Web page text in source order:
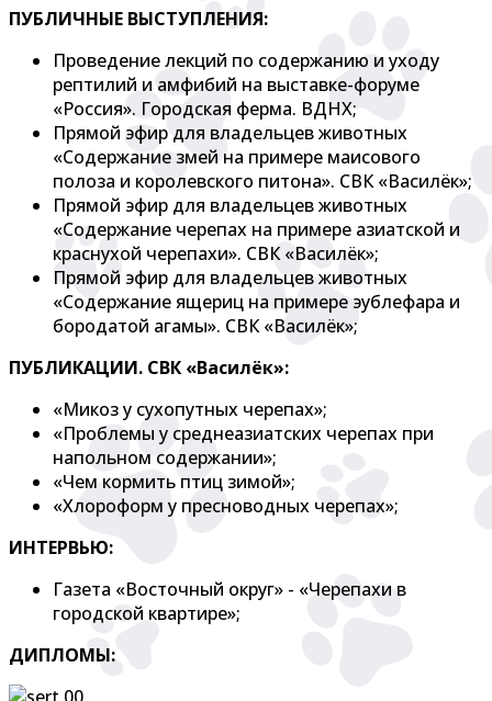
ПУБЛИЧНЫЕ ВЫСТУПЛЕНИЯ:
Проведение лекций по содержанию и уходу
рептилий и амфибий на выставке-форуме
«Россия». Городская ферма. ВДНХ;
Прямой эфир для владельцев животных
«Содержание змей на примере маисового
полоза и королевского питона». СВК «Василёк»;
Прямой эфир для владельцев животных
«Содержание черепах на примере азиатской и
краснухой черепахи». СВК «Василёк»;
Прямой эфир для владельцев животных
«Содержание ящериц на примере эублефара и
бородатой агамы». СВК «Василёк»;
ПУБЛИКАЦИИ. СВК «Василёк»:
«Микоз у сухопутных черепах»;
«Проблемы у среднеазиатских черепах при
напольном содержании»;
«Чем кормить птиц зимой»;
«Хлороформ у пресноводных черепах»;
ИНТЕРВЬЮ:
Газета «Восточный округ» - «Черепахи в
городской квартире»;
ДИПЛОМЫ: